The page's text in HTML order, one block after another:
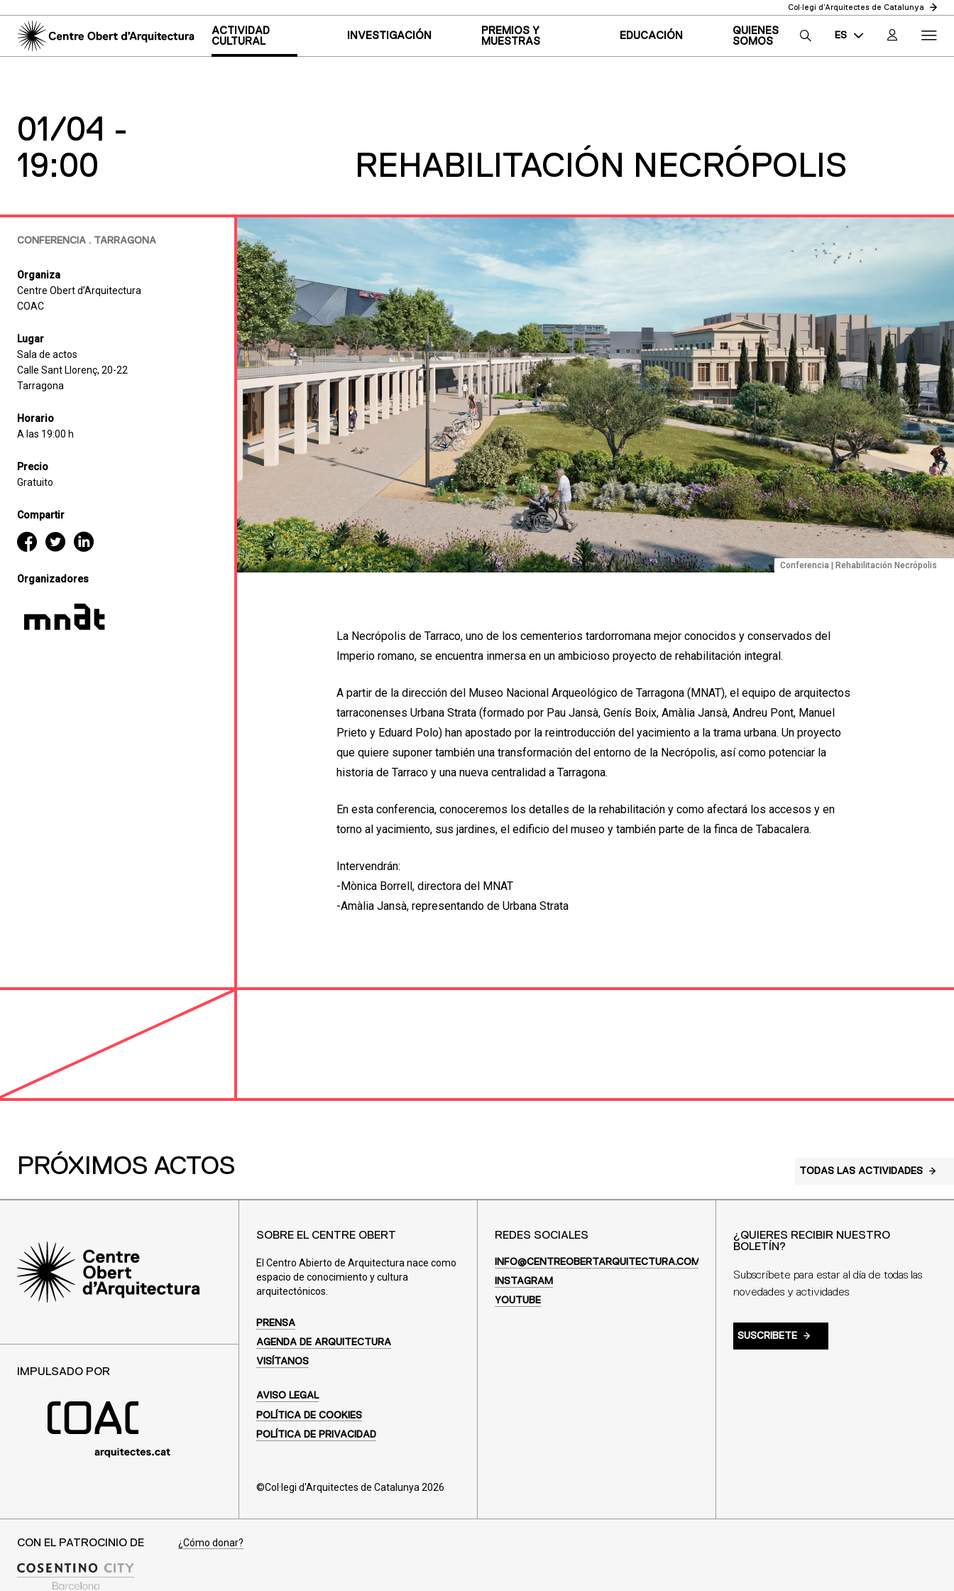
Col·legi d’Arquitectes de Catalunya
ACTIVIDAD
CULTURAL
INVESTIGACIÓN
PREMIOS Y
MUESTRAS
EDUCACIÓN
QUIENES
SOMOS
ES
EN
01/04 -
19:00
REHABILITACIÓN NECRÓPOLIS
CONFERENCIA . TARRAGONA
Organiza
Centre Obert d’Arquitectura
COAC
Lugar
Sala de actos
Calle Sant Llorenç, 20-22
Tarragona
Horario
A las 19:00 h
Precio
Gratuito
Compartir
Organizadores
Conferencia | Rehabilitación Necrópolis
La Necrópolis de Tarraco, uno de los cementerios tardorromana mejor conocidos y conservados del
Imperio romano, se encuentra inmersa en un ambicioso proyecto de rehabilitación integral.
A partir de la dirección del Museo Nacional Arqueológico de Tarragona (MNAT), el equipo de arquitectos
tarraconenses Urbana Strata (formado por Pau Jansà, Genís Boix, Amàlia Jansà, Andreu Pont, Manuel
Prieto y Eduard Polo) han apostado por la reintroducción del yacimiento a la trama urbana. Un proyecto
que quiere suponer también una transformación del entorno de la Necrópolis, así como potenciar la
historia de Tarraco y una nueva centralidad a Tarragona.
En esta conferencia, conoceremos los detalles de la rehabilitación y como afectará los accesos y en
torno al yacimiento, sus jardines, el edificio del museo y también parte de la finca de Tabacalera.
Intervendrán:
-Mònica Borrell, directora del MNAT
-Amàlia Jansà, representando de Urbana Strata
PRÓXIMOS ACTOS TODAS LAS ACTIVIDADES
IMPULSADO POR
SOBRE EL CENTRE OBERT
El Centro Abierto de Arquitectura nace como
espacio de conocimiento y cultura
arquitectónicos.
PRENSA
AGENDA DE ARQUITECTURA
VISÍTANOS
AVISO LEGAL
POLÍTICA DE COOKIES
POLÍTICA DE PRIVACIDAD
©Col·legi d'Arquitectes de Catalunya 2026
REDES SOCIALES
INFO@CENTREOBERTARQUITECTURA.COM
INSTAGRAM
YOUTUBE
¿QUIERES RECIBIR NUESTRO
BOLETÍN?
Subscríbete para estar al día de todas las
novedades y actividades
SUSCRIBETE
CON EL PATROCINIO DE ¿Cómo donar?